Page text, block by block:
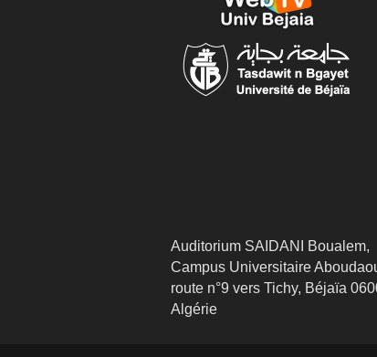
Auditorium SAIDANI Boualem,
Campus Universitaire
route n°9 vers Tichy, Béjaïa
Algérie